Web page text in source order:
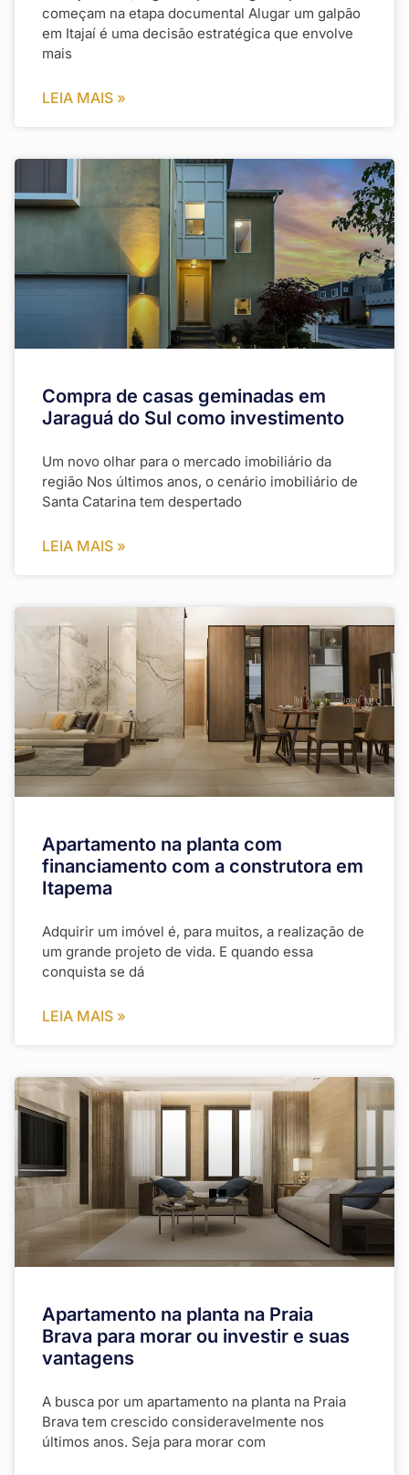
começam na etapa documental Alugar um galpão
em Itajaí é uma decisão estratégica que envolve
mais
LEIA MAIS »
Compra de casas geminadas em
Jaraguá do Sul como investimento
Um novo olhar para o mercado imobiliário da
região Nos últimos anos, o cenário imobiliário de
Santa Catarina tem despertado
LEIA MAIS »
Apartamento na planta com
financiamento com a construtora em
Itapema
Adquirir um imóvel é, para muitos, a realização de
um grande projeto de vida. E quando essa
conquista se dá
LEIA MAIS »
Apartamento na planta na Praia
Brava para morar ou investir e suas
vantagens
A busca por um apartamento na planta na Praia
Brava tem crescido consideravelmente nos
últimos anos. Seja para morar com